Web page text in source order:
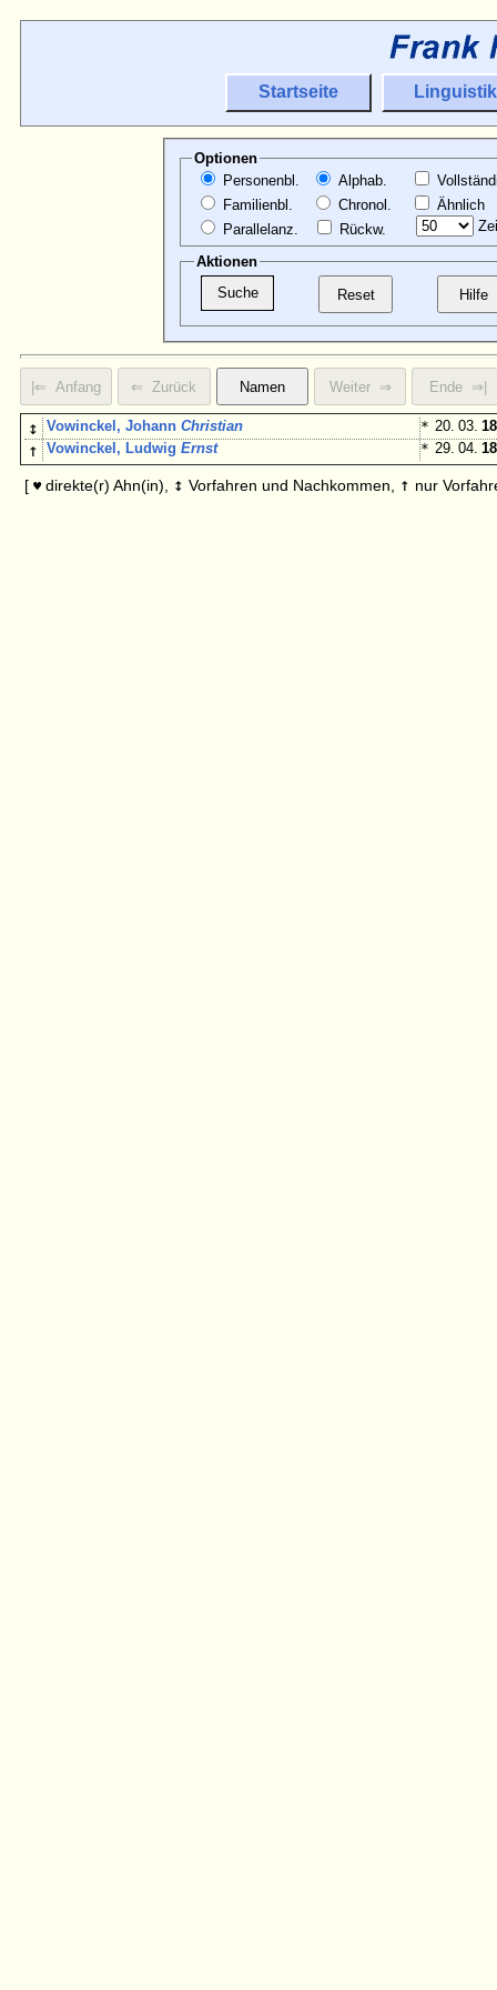
Startseite Linguistik
Optionen
Personenbl.
Familienbl.
Parallelanz.
Alphab.
Chronol.
Rückw.
Ähnlich
Aktionen
↕ Vowinckel, JohannChristian * 20. 03.
↑ Vowinckel, LudwigErnst * 29. 04.
[ ♥ direkte(r) Ahn(in), ↕ Vorfahren und Nachkommen, ↑ nur